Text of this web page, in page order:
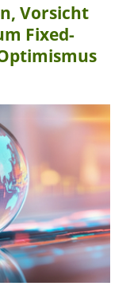
Vorsicht
Fixed-